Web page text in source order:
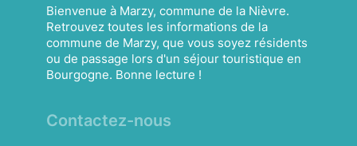
Bienvenue à Marzy, commune de la Nièvre.
Retrouvez toutes les informations de la
commune de Marzy, que vous soyez résidents
ou de passage lors d'un séjour touristique en
Bourgogne. Bonne lecture !
Contactez-nous